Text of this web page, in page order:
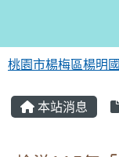
桃園市楊梅區楊明
本站消息